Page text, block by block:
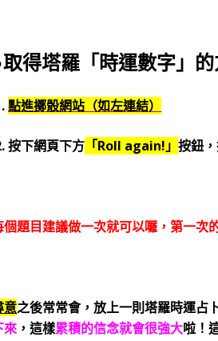
得塔羅「時運數字」的
點進擲骰網站（如左連結）
按下網頁下方 「Roll again!」按鈕
個題目建議做一次就可以囉，第一次
意之後常常會，放上一則塔羅時運占
來 ，這樣累積的信念就會很強大啦！